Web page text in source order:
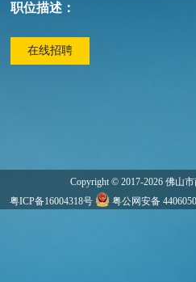
职位描述：
在线招聘
Copyright © 2017-2026 佛山
粤ICP备16004318号
粤公网安备